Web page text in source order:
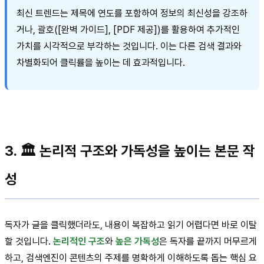
최신 트렌드는 제목에 연도를 포함하여 정보의 최신성을 강조하
거나, 괄호([완벽 가이드], [PDF 제공])를 활용하여 추가적인
가치를 시각적으로 부각하는 것입니다. 이는 다른 검색 결과와
차별화되어 클릭률을 높이는 데 효과적입니다.
3. 🏛️ 논리적 구조와 가독성을 높이는 본문 작
성
독자가 글을 클릭했더라도, 내용이 복잡하고 읽기 어렵다면 바로 이탈
할 것입니다. 논리적인 구조와 높은 가독성은 독자를 끝까지 머무르게
하고, 검색엔진이 콘텐츠의 주제를 명확하게 이해하도록 돕는 핵심 요